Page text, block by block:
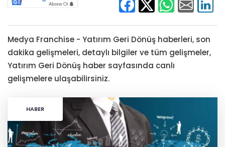
Medya Franchise - Yatırım Geri Dönüş haberleri, son
dakika gelişmeleri, detaylı bilgiler ve tüm gelişmeler,
Yatırım Geri Dönüş haber sayfasında canlı
gelişmelere ulaşabilirsiniz.
HABER